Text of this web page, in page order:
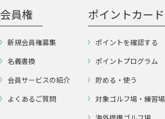
会員権
新規会員権募集
名義書換
会員サービスの紹介
よくあるご質問
ポイントカード
ポイントを確認する
ポイントプログラム
貯める・使う
対象ゴルフ場・練習場